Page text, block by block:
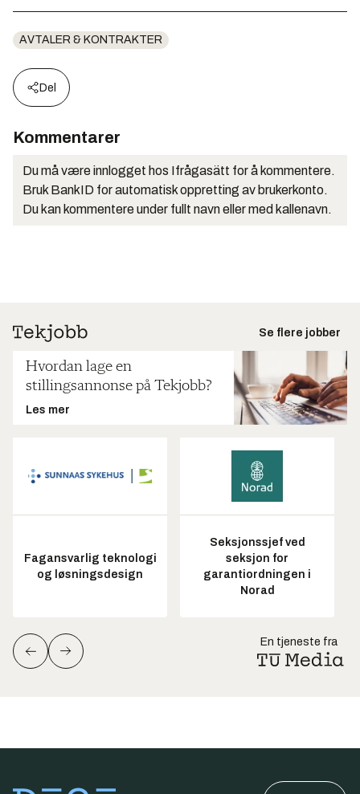
AVTALER & KONTRAKTER
Del
Kommentarer
Du må være innlogget hos Ifrågasätt for å kommentere.
Bruk BankID for automatisk oppretting av brukerkonto.
Du kan kommentere under fullt navn eller med kallenavn.
Se flere jobber
Hvordan lage en
stillingsannonse på Tekjobb?
Les mer
Fagansvarlig teknologi
og løsningsdesign
Seksjonssjef ved
seksjon for
garantiordningen i
Norad
En tjeneste fra